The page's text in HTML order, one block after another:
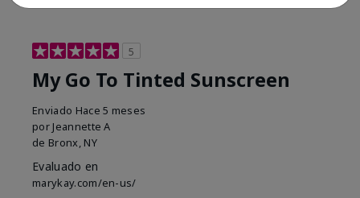
5
My Go To Tinted Sunscreen
Enviado Hace 5 meses
por Jeannette A
de Bronx, NY
Evaluado en
marykay.com/en-us/